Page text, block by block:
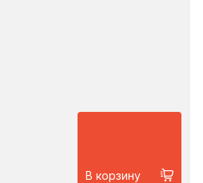
В корзину